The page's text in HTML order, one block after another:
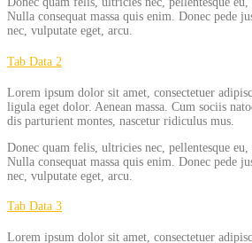
Nulla consequat massa quis enim. Donec pede
nec, vulputate eget, arcu.
Tab Data 2
Lorem ipsum dolor sit amet, consectetuer
ligula eget dolor. Aenean massa. Cum sociis
dis parturient montes, nascetur ridiculus mus.
Donec quam felis, ultricies nec, pellentesque eu,
Nulla consequat massa quis enim. Donec pede
nec, vulputate eget, arcu.
Tab Data 3
Lorem ipsum dolor sit amet, consectetuer